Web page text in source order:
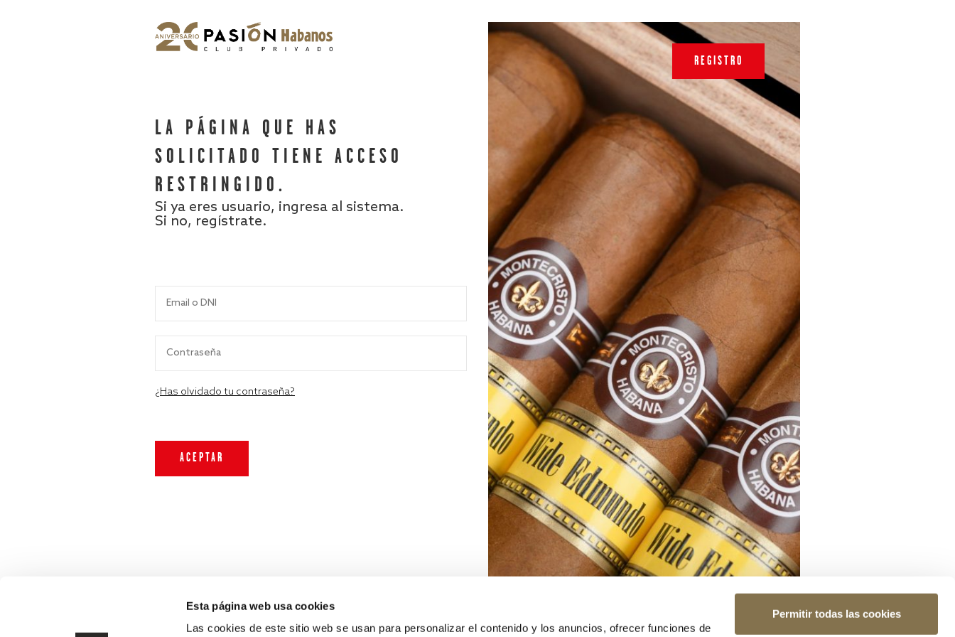
Esta página web usa cookies
Las cookies de este sitio web se usan para personalizar el contenido y los anuncios, ofrecer funciones de
Permitir todas las cookies
LA PÁGINA QUE HAS
SOLICITADO TIENE ACCESO
RESTRINGIDO.
Si ya eres usuario, ingresa al sistema.
Si no, regístrate.
¿Has olvidado tu contraseña?
REGISTRO